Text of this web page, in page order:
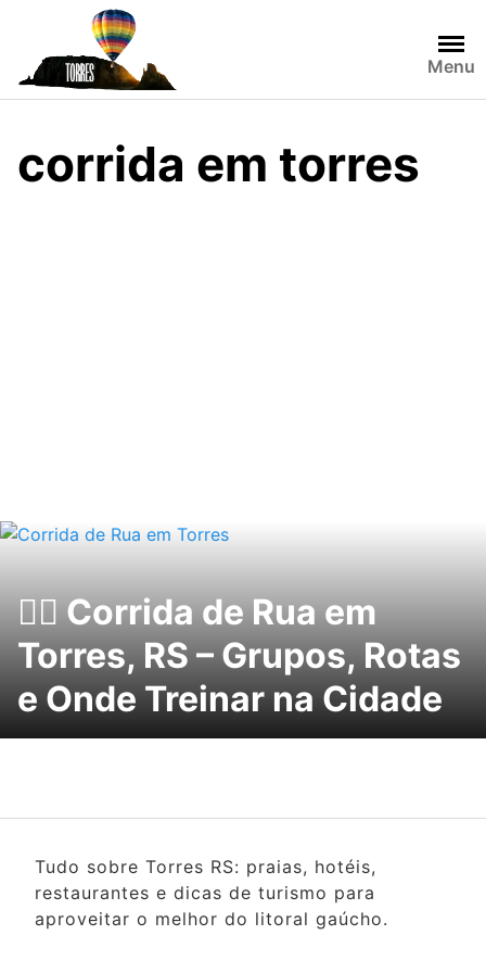
content
Menu
corrida em torres
🏃‍♂️ Corrida de Rua em
Torres, RS – Grupos, Rotas
e Onde Treinar na Cidade
Tudo sobre Torres RS: praias, hotéis,
restaurantes e dicas de turismo para
aproveitar o melhor do litoral gaúcho.